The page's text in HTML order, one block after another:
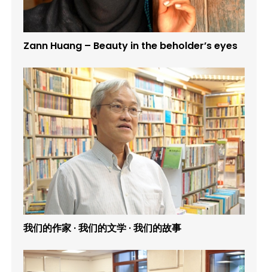
Zann Huang – Beauty in the beholder’s eyes
我们的作家 · 我们的文学 · 我们的故事